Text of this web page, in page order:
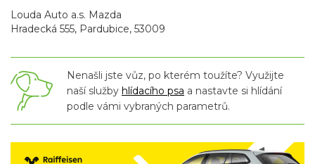
Louda Auto a.s. Mazda
Hradecká 555, Pardubice, 53009
Nenašli jste vůz, po kterém toužíte? Využijte
naší služby hlídacího psa a nastavte si hlídání
podle vámi vybraných parametrů.